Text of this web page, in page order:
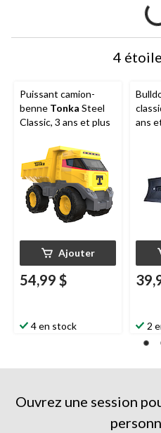
4
Puissant camion-
benne Tonka Steel
Classic, 3 ans et plus
Ajouter
54,99 $
4 en stock
ans
2
Ouvrez une session